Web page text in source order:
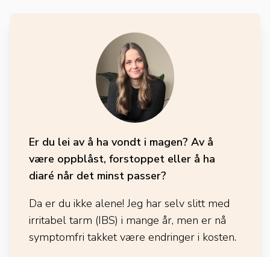
Er du lei av å ha vondt i magen? Av å
være oppblåst, forstoppet eller å ha
diaré når det minst passer?
Da er du ikke alene! Jeg har selv slitt med
irritabel tarm (IBS) i mange år, men er nå
symptomfri takket være endringer i kosten.